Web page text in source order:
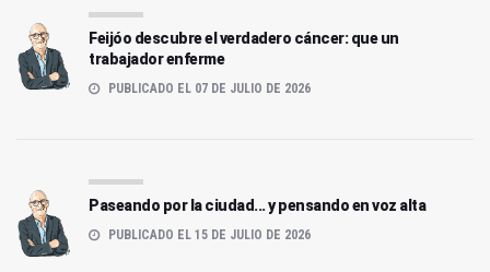
Feijóo descubre el verdadero cáncer: que un
trabajador enferme
PUBLICADO EL 07 DE JULIO DE 2026
Paseando por la ciudad... y pensando en voz alta
PUBLICADO EL 15 DE JULIO DE 2026